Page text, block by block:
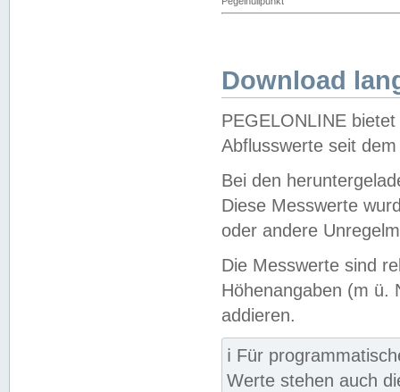
Download
PEGELONLINE
Abflusswerte seit
Bei den
Diese Messwerte
oder andere
Die Messwerte sind
Höhenangaben (m ü.
addieren.
ℹ️ Für
Werte stehen auch